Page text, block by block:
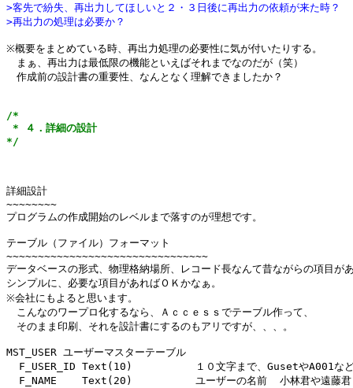
>客先で紛失、再出力してほしいと２・３日後に再出力の依頼が来た時？
>再出力の処理は必要か？
※概要をまとめている時、再出力処理の必要性に気が付いたりする。
まぁ、再出力は最低限の機能といえばそれまでなのだが（笑）
作成前の設計書の重要性、なんとなく理解できましたか？
/*
* ４．詳細の設計
*/
詳細設計
~~~~~~~~
プログラムの作成開始のレベルまで落すのが理想です。
テーブル（ファイル）フォーマット
~~~~~~~~~~~~~~~~~~~~~~~~~~~~~~~~
データベースの形式、物理格納場所、レコード長なんて昔ながらの項目が
シンプルに、必要な項目があればＯＫかなぁ。
※会社にもよると思います。
こんなのワープロ化するなら、Ａｃｃｅｓｓでテーブル作って、
そのまま印刷、それを設計書にするのもアリですが、、、。
MST_USER ユーザーマスターテーブル
F_USER_ID Text(10)          １０文字まで、GusetやA001など
  F_NAME    Text(20)          ユーザーの名前  小林君や遠藤君